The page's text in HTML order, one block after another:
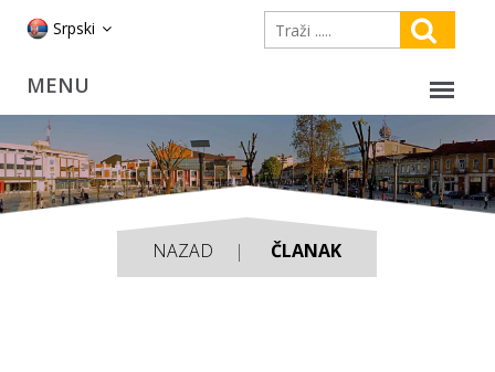
Srpski
NAZAD ČLANAK